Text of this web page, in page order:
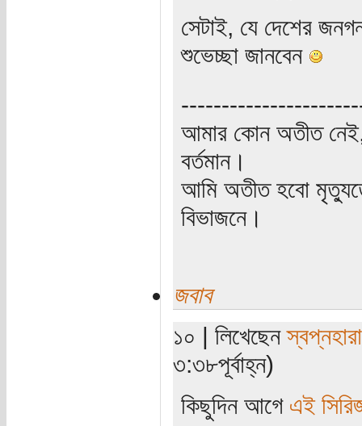
সেটাই, যে দেশের
শুভেচ্ছা জানবেন
আমার কোন অতীত
বর্তমান।
আমি অতীত হবো
বিভাজনে।
জবাব
১০ | লিখেছেনস্বপ্নহারা
৩:৩৮পূর্বাহ্ন)
কিছুদিন আগে এই